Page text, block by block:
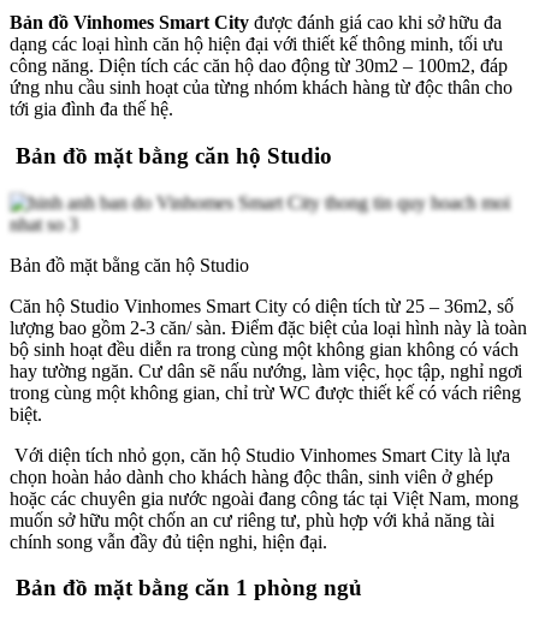
Bản đồ Vinhomes Smart City được đánh giá cao khi sở hữu đa
dạng các loại hình căn hộ hiện đại với thiết kế thông minh, tối ưu
công năng. Diện tích các căn hộ dao động từ 30m2 – 100m2, đáp
ứng nhu cầu sinh hoạt của từng nhóm khách hàng từ độc thân cho
tới gia đình đa thế hệ.
Bản đồ mặt bằng căn hộ Studio
Bản đồ mặt bằng căn hộ Studio
Căn hộ Studio Vinhomes Smart City có diện tích từ 25 – 36m2, số
lượng bao gồm 2-3 căn/ sàn. Điểm đặc biệt của loại hình này là toàn
bộ sinh hoạt đều diễn ra trong cùng một không gian không có vách
hay tường ngăn. Cư dân sẽ nấu nướng, làm việc, học tập, nghỉ ngơi
trong cùng một không gian, chỉ trừ WC được thiết kế có vách riêng
biệt.
Với diện tích nhỏ gọn, căn hộ Studio Vinhomes Smart City là lựa
chọn hoàn hảo dành cho khách hàng độc thân, sinh viên ở ghép
hoặc các chuyên gia nước ngoài đang công tác tại Việt Nam, mong
muốn sở hữu một chốn an cư riêng tư, phù hợp với khả năng tài
chính song vẫn đầy đủ tiện nghi, hiện đại.
Bản đồ mặt bằng căn 1 phòng ngủ